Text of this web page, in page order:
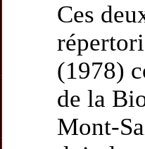
Ces
(1978)
de la
Mont-